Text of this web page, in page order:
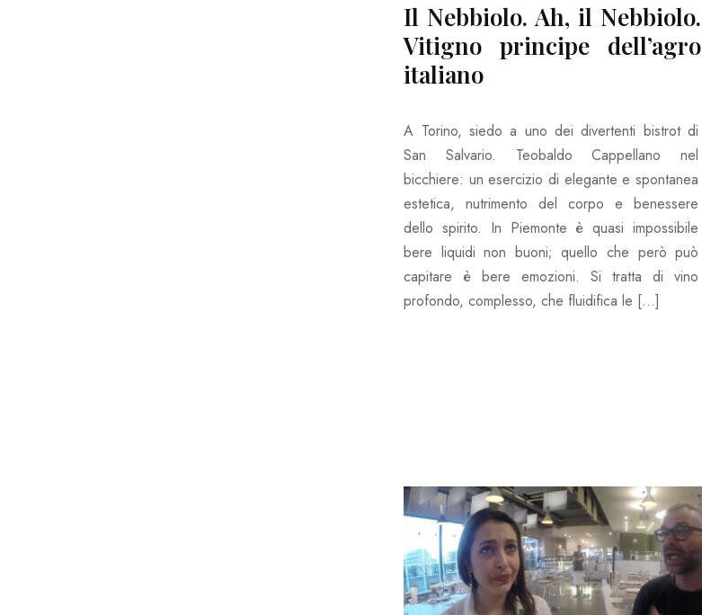
Il Nebbiolo. Ah, il Nebbiolo.
Vitigno principe dell’agro
italiano
A Torino, siedo a uno dei divertenti bistrot di
San Salvario. Teobaldo Cappellano nel
bicchiere: un esercizio di elegante e spontanea
estetica, nutrimento del corpo e benessere
dello spirito. In Piemonte è quasi impossibile
bere liquidi non buoni; quello che però può
capitare è bere emozioni. Si tratta di vino
profondo, complesso, che fluidifica le […]